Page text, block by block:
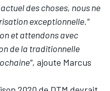
des choses, nous ne
exceptionnelle."
et attendons avec
de la traditionnelle
, ajoute Marcus